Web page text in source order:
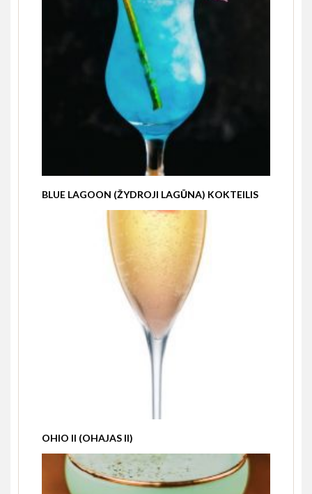
BLUE LAGOON (ŽYDROJI LAGŪNA) KOKTEILIS
OHIO II (OHAJAS II)